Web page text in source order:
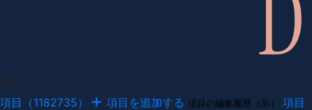
項目（1182735） 項目を追加する 項目の編集履歴（35）
項目